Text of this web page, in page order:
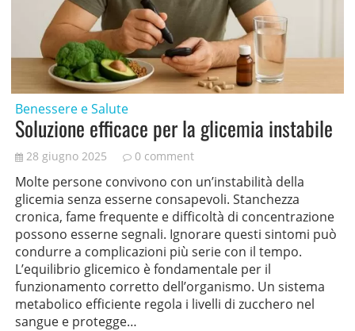
Benessere e Salute
Soluzione efficace per la glicemia instabile
28 giugno 2025 0 comment
Molte persone convivono con un’instabilità della
glicemia senza esserne consapevoli. Stanchezza
cronica, fame frequente e difficoltà di concentrazione
possono esserne segnali. Ignorare questi sintomi può
condurre a complicazioni più serie con il tempo.
L’equilibrio glicemico è fondamentale per il
funzionamento corretto dell’organismo. Un sistema
metabolico efficiente regola i livelli di zucchero nel
sangue e protegge…